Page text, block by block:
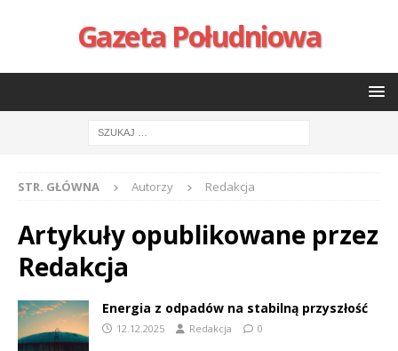
Gazeta Południowa
STR. GŁÓWNA Autorzy Redakcja
Artykuły opublikowane przez
Redakcja
Energia z odpadów na stabilną przyszłość
12.12.2025 Redakcja 0